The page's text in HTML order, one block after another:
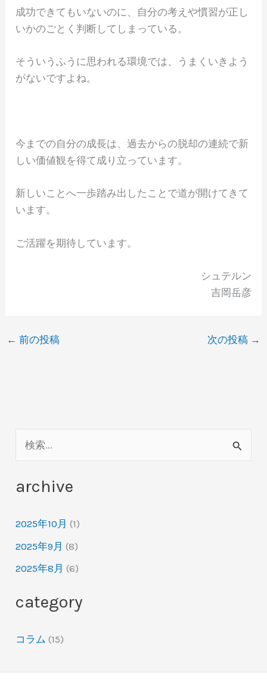
成功できてもいないのに、自分の考えや慣習が正し
いかのごとく判断してしまっている。
そういうふうに思われる環境では、うまくいきよう
がないですよね。
今までの自分の成長は、過去からの脱却の連続で新
しい価値観を得て成り立っています。
新しいことへ一歩踏み出したことで道が開けてきて
います。
ご活躍を期待しています。
シュテルン
吉岡岳彦
← 前の投稿 次の投稿 →
検
対
:
archive
2025年10月 (1)
2025年9月 (8)
2025年8月 (6)
category
コラム (15)